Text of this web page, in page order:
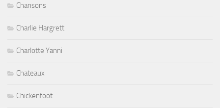
Chansons
Charlie Hargrett
Charlotte Yanni
Chateaux
Chickenfoot